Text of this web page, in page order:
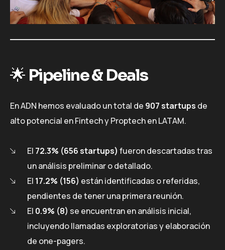
🌟 Pipeline & Deals
En ADN hemos evaluado un total de 907 startups de
alto potencial en Fintech y Proptech en LATAM.
El 72.3% (656 startups) fueron descartadas tras
un análisis preliminar o detallado.
El 17.2% (156) están identificadas o referidas,
pendientes de tener una primera reunión.
El 0.9% (8) se encuentran en análisis inicial,
incluyendo llamadas exploratorias y elaboración
de one-pagers.